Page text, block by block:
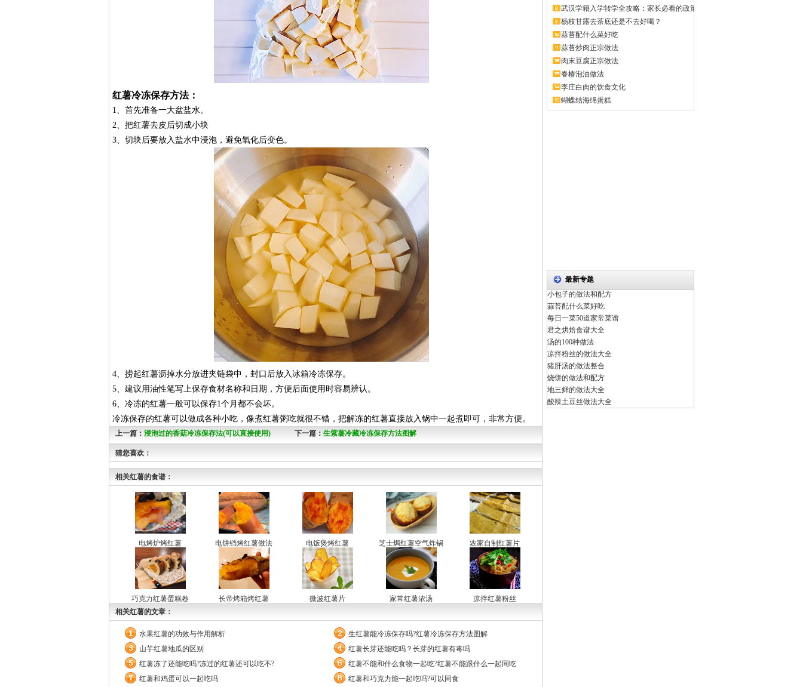
红薯冷冻保存方法：
1、首先准备一大盆盐水。
2、把红薯去皮后切成小块
3、切块后要放入盐水中浸泡，避免氧化后变色。
4、捞起红薯沥掉水分放进夹链袋中，封口后放入冰箱冷冻保存。
5、建议用油性笔写上保存食材名称和日期，方便后面使用时容易辨认。
6、冷冻的红薯一般可以保存1个月都不会坏。
冷冻保存的红薯可以做成各种小吃，像煮红薯粥吃就很不错，把解冻的红薯直接放入锅中一起煮即可，非常方便。
上一篇： 浸泡过的香菇冷冻保存法(可以直接使用) 下一篇： 生紫薯冷藏冷冻保存方法图解
猜您喜欢：
相关红薯的食谱：
电烤炉烤红薯 电饼铛烤红薯做法 电饭煲烤红薯 芝士焗红薯空气炸锅 农家自制红薯片
巧克力红薯蛋糕卷 长帝烤箱烤红薯 微波红薯片 家常红薯浓汤
凉拌红薯粉丝
相关红薯的文章：
水果红薯的功效与作用解析
生红薯能冷冻保存吗?红薯冷冻保存方法图解
山芋红薯地瓜的区别
红薯长芽还能吃吗？长芽的红薯有毒吗
红薯冻了还能吃吗?冻过的红薯还可以吃不?
红薯不能和什么食物一起吃?红薯不能跟什么一起同吃
红薯和鸡蛋可以一起吃吗
红薯和巧克力能一起吃吗?可以同食
武汉学籍入学转学全攻略：家长必看的政策
解...
杨枝甘露去茶底还是不去好喝？
蒜苔配什么菜好吃
蒜苔炒肉正宗做法
肉末豆腐正宗做法
春椿泡油做法
李庄白肉的饮食文化
蝴蝶结海绵蛋糕
最新专题
小包子的做法和配方
蒜苔配什么菜好吃
每日一菜50道家常菜谱
君之烘焙食谱大全
汤的100种做法
凉拌粉丝的做法大全
猪肝汤的做法整合
烧饼的做法和配方
地三鲜的做法大全
酸辣土豆丝做法大全